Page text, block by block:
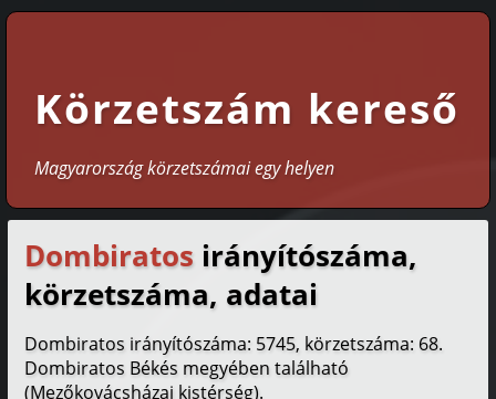
Körzetszám kereső
Magyarország körzetszámai egy helyen
Dombiratos irányítószáma,
körzetszáma, adatai
Dombiratos irányítószáma: 5745, körzetszáma: 68.
Dombiratos Békés megyében található
(Mezőkovácsházai kistérség).